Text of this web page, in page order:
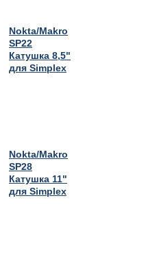
Nokta/Makro
SP22
Катушка 8,5"
для Simplex
Nokta/Makro
SP28
Катушка 11"
для Simplex